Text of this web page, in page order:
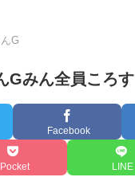
G
Gみん全員ころす
Facebook
Pocket LINE